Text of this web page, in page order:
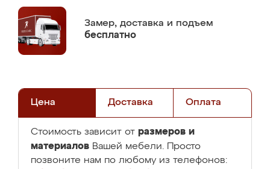
Замер, доставка и подъем
бесплатно
Цена Доставка Оплата
Стоимость зависит от размеров и
материалов Вашей мебели. Просто
позвоните нам по любому из телефонов: